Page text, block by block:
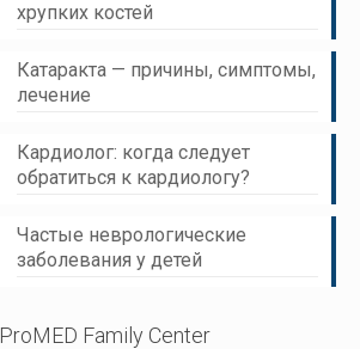
хрупких костей
Катаракта — причины, симптомы,
лечение
Кардиолог: когда следует
обратиться к кардиологу?
Частые неврологические
заболевания у детей
ProMED Family Center